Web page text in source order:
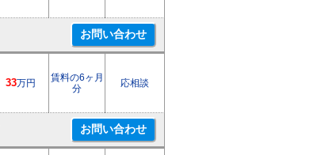
33万円
賃料の6ヶ月
分
応相談